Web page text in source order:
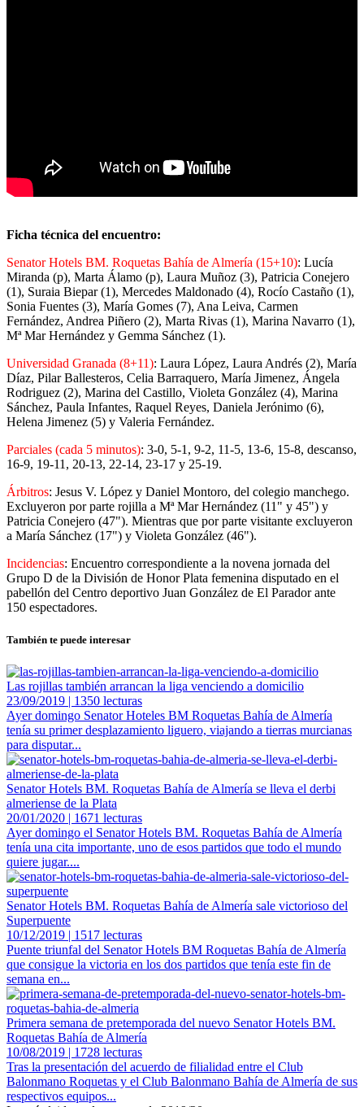
Ficha técnica del encuentro:
Senator Hotels BM. Roquetas Bahía de Almería (15+10): Lucía
Miranda (p), Marta Álamo (p), Laura Muñoz (3), Patricia Conejero
(1), Suraia Biepar (1), Mercedes Maldonado (4), Rocío Castaño (1),
Sonia Fuentes (3), María Gomes (7), Ana Leiva, Carmen
Fernández, Andrea Piñero (2), Marta Rivas (1), Marina Navarro (1),
Mª Mar Hernández y Gemma Sánchez (1).
Universidad Granada (8+11): Laura López, Laura Andrés (2), María
Díaz, Pilar Ballesteros, Celia Barraquero, María Jimenez, Ángela
Rodriguez (2), Marina del Castillo, Violeta González (4), Marina
Sánchez, Paula Infantes, Raquel Reyes, Daniela Jerónimo (6),
Helena Jimenez (5) y Valeria Fernández.
Parciales (cada 5 minutos): 3-0, 5-1, 9-2, 11-5, 13-6, 15-8, descanso,
16-9, 19-11, 20-13, 22-14, 23-17 y 25-19.
Árbitros: Jesus V. López y Daniel Montoro, del colegio manchego.
Excluyeron por parte rojilla a Mª Mar Hernández (11" y 45") y
Patricia Conejero (47"). Mientras que por parte visitante excluyeron
a María Sánchez (17") y Violeta González (46").
Incidencias: Encuentro correspondiente a la novena jornada del
Grupo D de la División de Honor Plata femenina disputado en el
pabellón del Centro deportivo Juan González de El Parador ante
150 espectadores.
También te puede interesar
Las rojillas también arrancan la liga venciendo a domicilio
23/09/2019 | 1350 lecturas
Ayer domingo Senator Hoteles BM Roquetas Bahía de Almería
tenía su primer desplazamiento liguero, viajando a tierras murcianas
para disputar...
Senator Hotels BM. Roquetas Bahía de Almería se lleva el derbi
almeriense de la Plata
20/01/2020 | 1671 lecturas
Ayer domingo el Senator Hotels BM. Roquetas Bahía de Almería
tenía una cita importante, uno de esos partidos que todo el mundo
quiere jugar....
Senator Hotels BM. Roquetas Bahía de Almería sale victorioso del
Superpuente
10/12/2019 | 1517 lecturas
Puente triunfal del Senator Hotels BM Roquetas Bahía de Almería
que consigue la victoria en los dos partidos que tenía este fin de
semana en...
Primera semana de pretemporada del nuevo Senator Hotels BM.
Roquetas Bahía de Almería
10/08/2019 | 1728 lecturas
Tras la presentación del acuerdo de filialidad entre el Club
Balonmano Roquetas y el Club Balonmano Bahía de Almería de sus
respectivos equipos...